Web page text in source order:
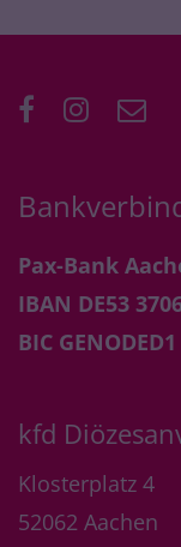
Pax-Bank
IBAN DE53
BIC
kfd
Klosterplatz 4
52062 Aachen